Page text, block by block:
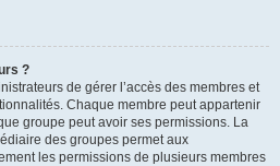
?
de gérer l’accès des membres et
Chaque membre peut appartenir
groupe peut avoir ses permissions. La
des groupes permet aux
les permissions de plusieurs membres